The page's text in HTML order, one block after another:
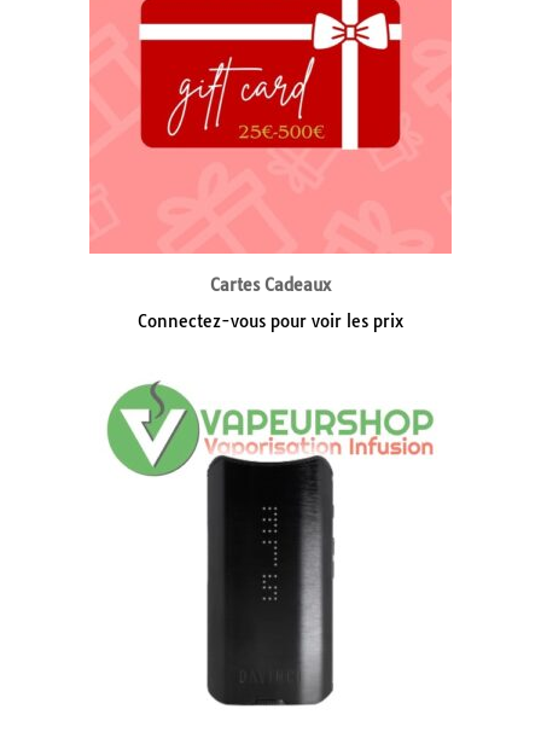
Cartes Cadeaux
Connectez-vous pour voir les prix